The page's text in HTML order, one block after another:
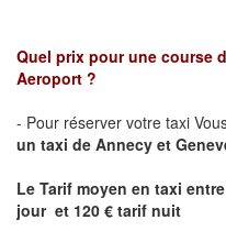
Quel prix pour une course
Aeroport ?
- Pour réserver votre taxi
un taxi de Annecy et
Le Tarif moyen en taxi
jour et 120 € tarif nuit